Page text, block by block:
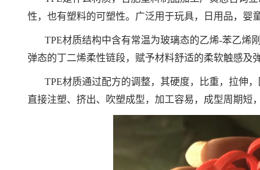
性，也有塑料的可塑性。广泛用于玩具，日用品，婴
TPE材质结构中含有常温为玻璃态的乙烯-苯乙烯
弹态的丁二烯柔性链段，赋予材料舒适的柔软触感及弹
TPE材质通过配方的调整，其硬度，比重，拉伸
直接注塑、挤出、吹塑成型，加工容易，成型周期短